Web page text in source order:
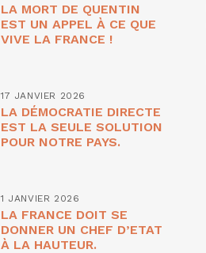
LA MORT DE QUENTIN
EST UN APPEL À CE QUE
VIVE LA FRANCE !
17 JANVIER 2026
LA DÉMOCRATIE DIRECTE
EST LA SEULE SOLUTION
POUR NOTRE PAYS.
1 JANVIER 2026
LA FRANCE DOIT SE
DONNER UN CHEF D’ETAT
À LA HAUTEUR.